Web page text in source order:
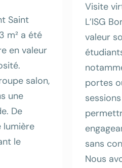
Visite
L’ISG
valeur
portes
sans
Nous
Saint
m² a été
en valeur
salon,
une
De
lumière
le